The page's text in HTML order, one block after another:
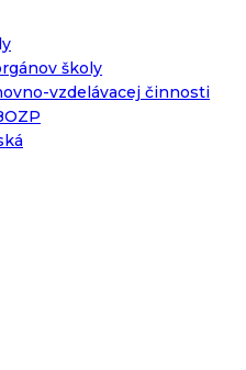
školy
vzdelávacej činnosti